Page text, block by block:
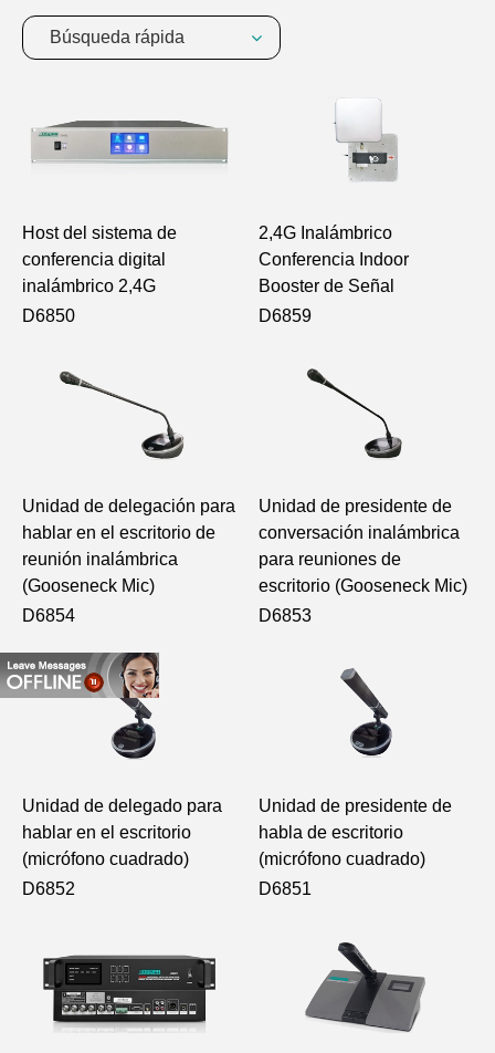
Búsqueda rápida
Host del sistema de
conferencia digital
inalámbrico 2,4G
D6850
2,4G Inalámbrico
Conferencia Indoor
Booster de Señal
D6859
Unidad de delegación para
hablar en el escritorio de
reunión inalámbrica
(Gooseneck Mic)
D6854
Unidad de presidente de
conversación inalámbrica
para reuniones de
escritorio (Gooseneck Mic)
D6853
Unidad de delegado para
hablar en el escritorio
(micrófono cuadrado)
D6852
Unidad de presidente de
habla de escritorio
(micrófono cuadrado)
D6851